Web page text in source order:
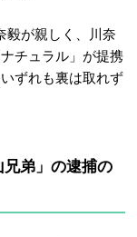
毅が親しく、川奈
チュラル」が提携
ずれも裏は取れず
弟」の逮捕の